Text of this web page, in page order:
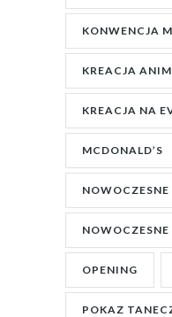
KONWENCJA
KREACJA
KREACJA NA
MCDONALD’S
OPENING
POKAZ